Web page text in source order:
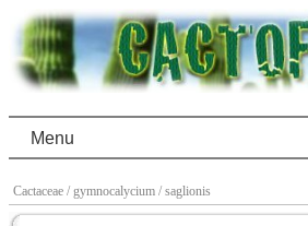
Menu
Cactaceae / gymnocalycium / saglionis